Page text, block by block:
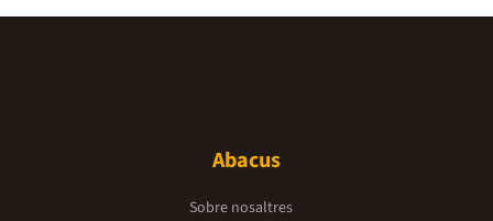
Abacus
Sobre nosaltres